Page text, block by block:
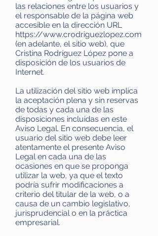
las relaciones entre los usuarios y
el responsable de la página web
accesible en la dirección URL
https://www.crodriguezlopez.com
(en adelante, el sitio web), que
Cristina Rodríguez López pone a
disposición de los usuarios de
Internet.
La utilización del sitio web implica
la aceptación plena y sin reservas
de todas y cada una de las
disposiciones incluidas en este
Aviso Legal. En consecuencia, el
usuario del sitio web debe leer
atentamente el presente Aviso
Legal en cada una de las
ocasiones en que se proponga
utilizar la web, ya que el texto
podría sufrir modificaciones a
criterio del titular de la web, o a
causa de un cambio legislativo,
jurisprudencial o en la práctica
empresarial.